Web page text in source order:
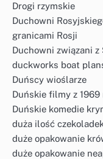
Drogi rzymskie
Duchowni
granicami Rosji
Duchowni związani z
duckworks boat
Duńscy wioślarze
Duńskie filmy z 1969
Duńskie komedie
duża ilość
duże opakowanie
duże opakowanie